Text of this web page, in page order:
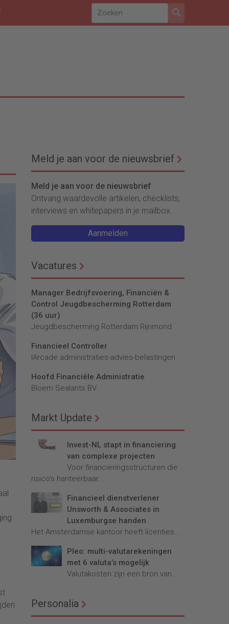
Meld je aan voor de nieuwsbrief
Meld je aan voor de nieuwsbrief
Ontvang waardevolle artikelen, checklists,
interviews en whitepapers in je mailbox.
Aanmelden
Vacatures
Manager Bedrijfsvoering, Financiën &
Control Jeugdbescherming Rotterdam
(36 uur)
Jeugdbescherming Rotterdam Rijnmond
Financieel Controller
lArcade administraties-advies-belastingen
Hoofd Financiële Administratie
Bloem Sealants BV
Markt Update
Invest-NL stapt in financiering
van complexe projecten
Voor financieringsstructuren die
risico’s hanteerbaar...
Financieel dienstverlener
Unsworth & Associates in
Luxemburgse handen
Het Amsterdamse kantoor heeft licenties...
Pleo: multi-valutarekeningen
met 6 valuta’s mogelijk
Valutakosten zijn een bron van...
Personalia